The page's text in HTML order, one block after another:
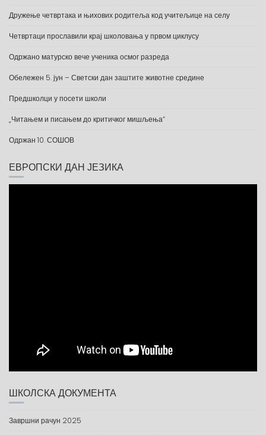
Дружење четвртака и њихових родитеља код учитељице на селу
Четвртаци прославили крај школовања у првом циклусу
Одржано матурско вече ученика осмог разреда
Обележен 5. јун – Светски дан заштите животне средине
Предшколци у посети школи
„Читањем и писањем до критичког мишљења“
Одржан 10. СОШОВ
ЕВРОПСКИ ДАН ЈЕЗИКА
ШКОЛСКА ДОКУМЕНТА
Завршни рачун 2025